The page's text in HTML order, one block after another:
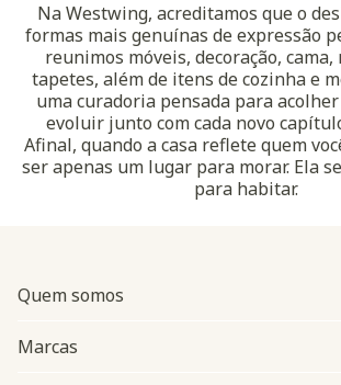
Na Westwing, acreditamos que o
formas mais genuínas de expressão
reunimos móveis, decoração, cama,
tapetes, além de itens de cozinha e
uma curadoria pensada para
evoluir junto com cada novo
Afinal, quando a casa reflete quem
ser apenas um lugar para morar. Ela
para habitar.
Quem somos
Marcas